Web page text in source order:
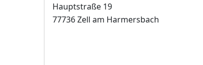
Hauptstraße 19
77736 Zell am Harmersbach